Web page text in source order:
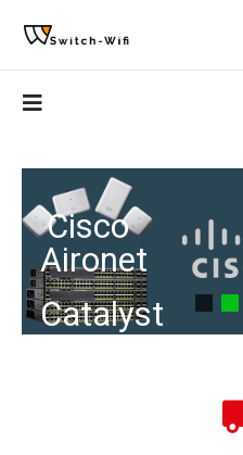
Cisco
Aironet
Catalyst
C2960X